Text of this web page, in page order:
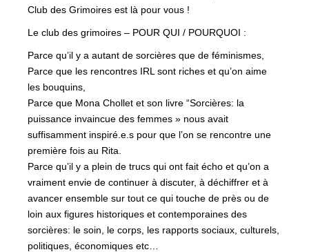
Club des Grimoires est là pour vous !
Le club des grimoires – POUR QUI / POURQUOI :
Parce qu’il y a autant de sorcières que de féminismes,
Parce que les rencontres IRL sont riches et qu’on aime
les bouquins,
Parce que Mona Chollet et son livre “Sorcières: la
puissance invaincue des femmes » nous avait
suffisamment inspiré.e.s pour que l’on se rencontre une
première fois au Rita.
Parce qu’il y a plein de trucs qui ont fait écho et qu’on a
vraiment envie de continuer à discuter, à déchiffrer et à
avancer ensemble sur tout ce qui touche de près ou de
loin aux figures historiques et contemporaines des
sorcières: le soin, le corps, les rapports sociaux, culturels,
politiques, économiques etc…